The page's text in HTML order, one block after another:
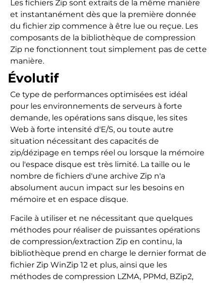
Les fichiers Zip sont extraits de la même manière
et instantanément dès que la première donnée
du fichier zip commence à être lue ou reçue. Les
composants de la bibliothèque de compression
Zip ne fonctionnent tout simplement pas de cette
manière.
Évolutif
Ce type de performances optimisées est idéal
pour les environnements de serveurs à forte
demande, les opérations sans disque, les sites
Web à forte intensité d'E/S, ou toute autre
situation nécessitant des capacités de
zip/dézipage en temps réel ou lorsque la mémoire
ou l'espace disque est très limité. La taille ou le
nombre de fichiers d'une archive Zip n'a
absolument aucun impact sur les besoins en
mémoire et en espace disque.
Facile à utiliser et ne nécessitant que quelques
méthodes pour réaliser de puissantes opérations
de compression/extraction Zip en continu, la
bibliothèque prend en charge le dernier format de
fichier Zip WinZip 12 et plus, ainsi que les
méthodes de compression LZMA, PPMd, BZip2,